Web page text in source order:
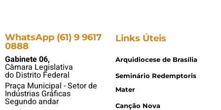
WhatsApp (61) 9 9617
0888
Gabinete 06,
Câmara Legislativa
do Distrito Federal
Praça Municipal - Setor de
Indústrias Gráficas
Segundo andar
Links Úteis
Arquidiocese de Brasília
Seminário Redemptoris
Mater
Canção Nova